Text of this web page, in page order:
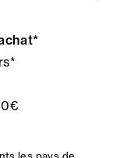
les pays de